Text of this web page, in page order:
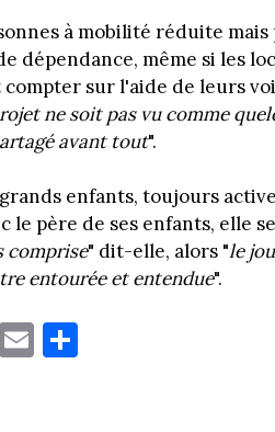
à mobilité réduite
dépendance, même si les
sur l'aide de leurs
ne soit pas vu comme
avant tout".
enfants, toujours
le père de ses enfants, elle
comprise" dit-elle, alors "le
entourée et entendue".
X E
m